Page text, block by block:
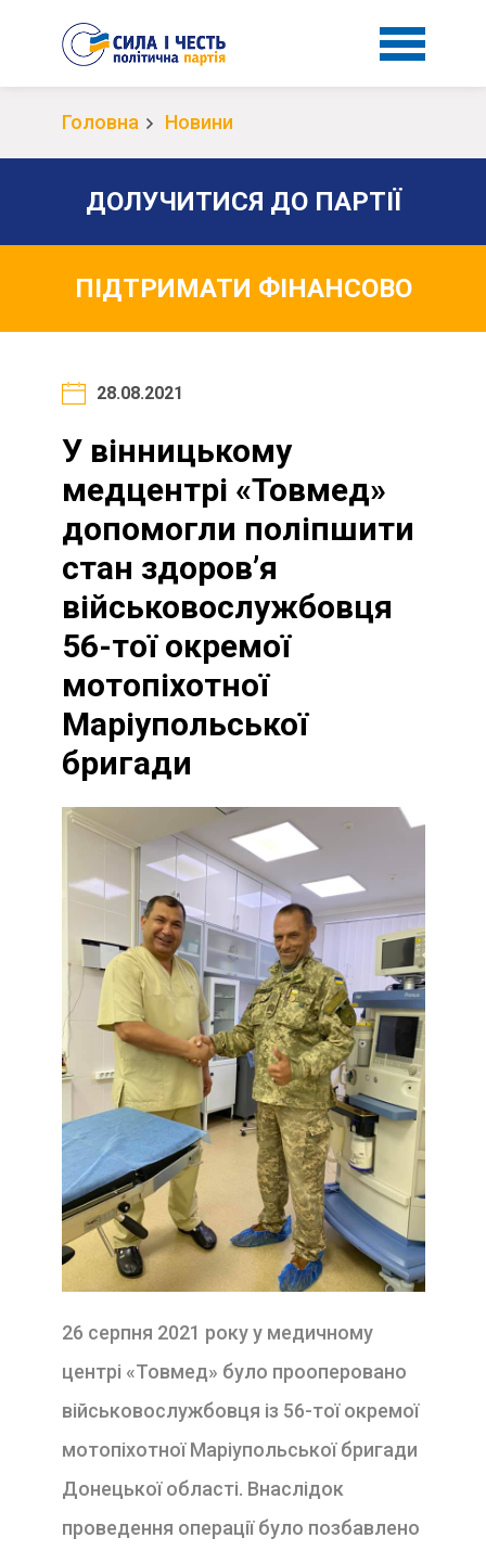
Головна Новини
ДОЛУЧИТИСЯ ДО ПАРТІЇ
ПІДТРИМАТИ ФІНАНСОВО
28.08.2021
У вінницькому
медцентрі «Товмед»
допомогли поліпшити
стан здоров’я
військовослужбовця
56-тої окремої
мотопіхотної
Маріупольської
бригади
26 серпня 2021 року у медичному
центрі «Товмед» було прооперовано
військовослужбовця із 56-тої окремої
мотопіхотної Маріупольської бригади
Донецької області. Внаслідок
проведення операції було позбавлено